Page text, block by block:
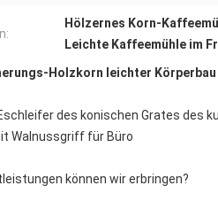
Hölzernes Korn-
Leichte Kaffeemühle im
Holzkorn leichter
des konischen Grates
Walnussgriff für Büro
können wir erbringen?